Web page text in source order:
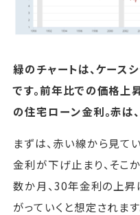
緑のチャートは、ケース
です。前年比での価格上
の住宅ローン金利。赤は
まずは、赤い線から見て
金利が下げ止まり、そこ
数か月、30年金利の上昇
がっていくと想定されます